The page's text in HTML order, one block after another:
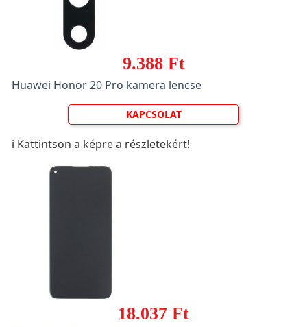
9.388 Ft
Huawei Honor 20 Pro kamera lencse
KAPCSOLAT
ℹ️ Kattintson a képre a részletekért!
18.037 Ft